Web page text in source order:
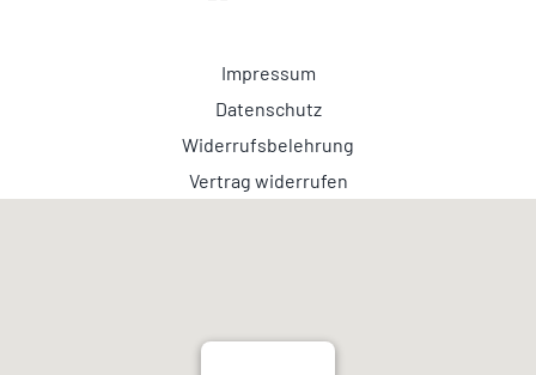
Impressum
Datenschutz
Widerrufsbelehrung
Vertrag widerrufen